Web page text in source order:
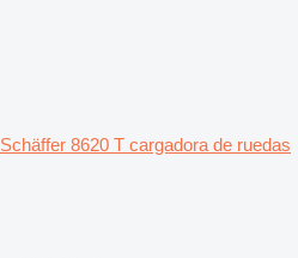
Schäffer 8620 T cargadora de ruedas